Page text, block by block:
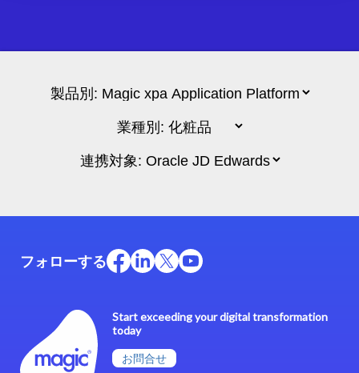
Start exceeding your digital transformation
today
お問合せ
フォローする